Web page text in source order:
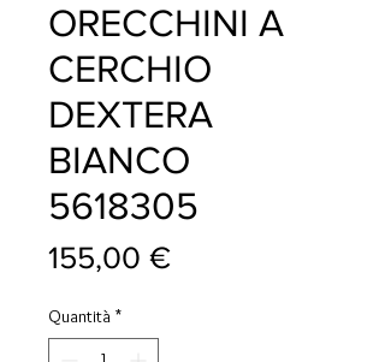
ORECCHINI A
CERCHIO
DEXTERA
BIANCO
5618305
155,00 €Prezzo
Quantità *